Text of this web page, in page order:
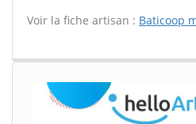
Voir la fiche artisan : Baticoop